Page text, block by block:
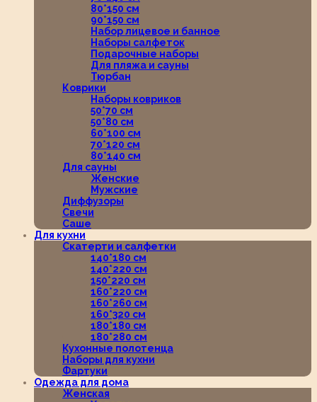
80*150 см
90*150 см
Набор лицевое и банное
Наборы салфеток
Подарочные наборы
Для пляжа и сауны
Тюрбан
Коврики
Наборы ковриков
50*70 см
50*80 см
60*100 см
70*120 см
80*140 см
Для сауны
Женские
Мужские
Диффузоры
Свечи
Саше
Для кухни
Скатерти и салфетки
140*180 см
140*220 см
150*220 см
160*220 см
160*260 см
160*320 см
180*180 см
180*280 см
Кухонные полотенца
Наборы для кухни
Фартуки
Одежда для дома
Женская